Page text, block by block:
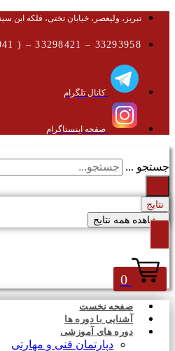
تبریز، ولیعصر، خیابان تختی، فلکه ابن
33293958 – 33298421 – ( 041)
کانال تلگرام
صفحه اینستاگرام
جستجو ...
نتایج
مشاهده همه نتایج
0
صفحه نخست
آشنایی با دوره ها
دوره های آموزشی
دپارتمان فنی و مهارتی